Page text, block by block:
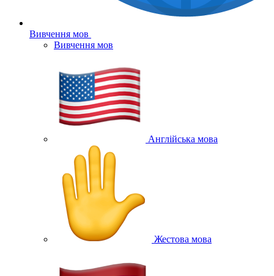
Вивчення мов
Вивчення мов
Англійська мова
Жестова мова